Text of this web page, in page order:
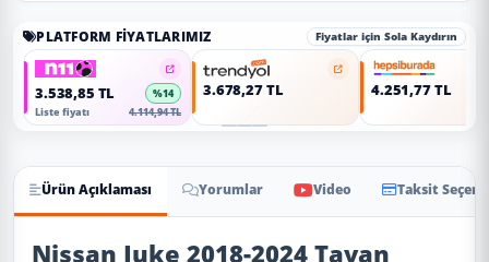
PLATFORM FIYATLARIMIZ Fiyatlar için Sola Kaydırın
3.538,85 TL
%14
Liste fiyatı
4.114,94 TL
3.678,27 TL 4.251,77 TL
Ürün Açıklaması Yorumlar Video Taksit
Ürün Açıklaması
Nissan Juke 2018-2024 Tavan